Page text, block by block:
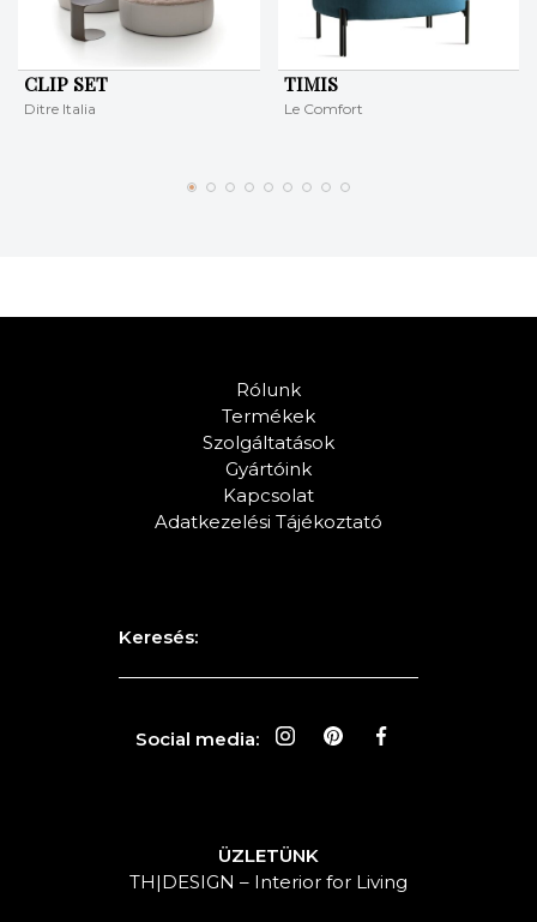
CLIP SET
Ditre Italia
TIMIS
Le Comfort
Rólunk
Termékek
Szolgáltatások
Gyártóink
Kapcsolat
Adatkezelési Tájékoztató
Keresés:
Social media:
ÜZLETÜNK
TH|DESIGN – Interior for Living